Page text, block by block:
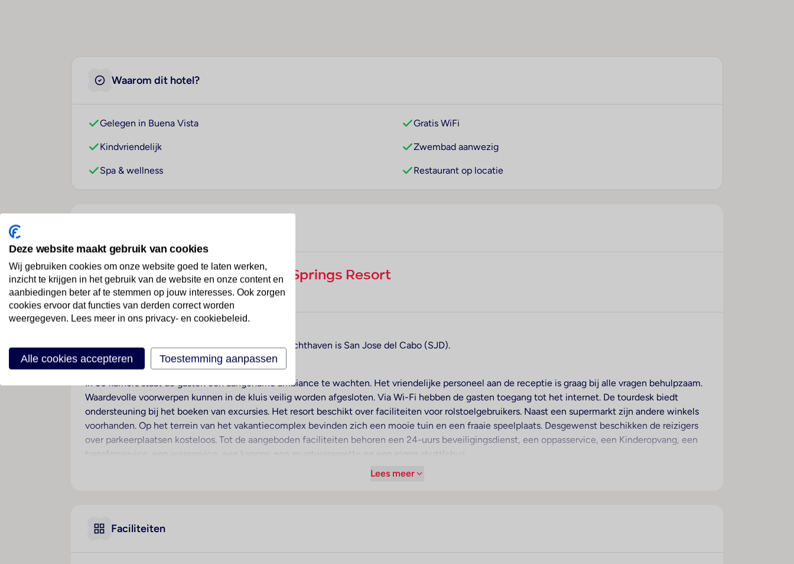
Waarom dit hotel?
Gelegen in Buena Vista Gratis WiFi
Kindvriendelijk Zwembad aanwezig
Spa & wellness Restaurant op locatie
Buena Vista Oceanfront & Hot Springs Resort
Mexico · Baja California· Buena Vista
Dit hotel ligt in Buena Vista, de dichtstbijzijnde luchthaven is San Jose del Cabo (SJD).
Hotelfaciliteiten
In 60 kamers staat de gasten een aangename ambiance te wachten. Het vriendelijke personeel aan de receptie is graag bij alle vragen behulpzaam.
Waardevolle voorwerpen kunnen in de kluis veilig worden afgesloten. Via Wi-Fi hebben de gasten toegang tot het internet. De tourdesk biedt
ondersteuning bij het boeken van excursies. Het resort beschikt over faciliteiten voor rolstoelgebruikers. Naast een supermarkt zijn andere winkels
voorhanden. Op het terrein van het vakantiecomplex bevinden zich een mooie tuin en een fraaie speelplaats. Desgewenst beschikken de reizigers
over parkeerplaatsen kosteloos. Tot de aangeboden faciliteiten behoren een 24-uurs beveiligingsdienst, een oppasservice, een Kinderopvang, een
transferservice, een wasservice, een kapper, een muntwasserette en een eigen shuttlebus.
inbegrepen. Het verblijf beschikt over gezinskamers en niet-rokerskamers.
Lees meer
Faciliteiten
Deze website maakt gebruik van cookies
Wij gebruiken cookies om onze website goed te laten werken,
inzicht te krijgen in het gebruik van de website en onze content en
aanbiedingen beter af te stemmen op jouw interesses. Ook zorgen
cookies ervoor dat functies van derden correct worden
weergegeven. Lees meer in ons privacy- en cookiebeleid.
Alle cookies accepteren Toestemming aanpassen